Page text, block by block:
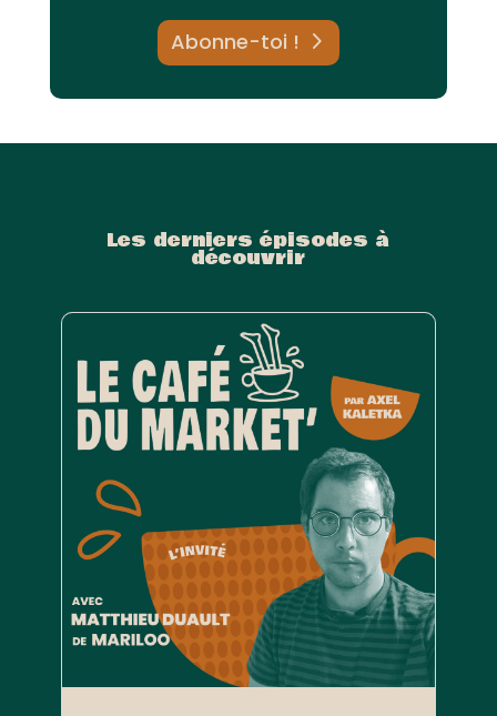
Abonne-toi !
Les derniers épisodes à
découvrir